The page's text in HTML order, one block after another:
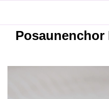
Posaunenchor